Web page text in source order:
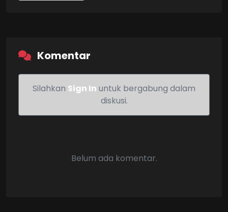
Komentar
Silahkan Sign In untuk bergabung dalam
diskusi.
Belum ada komentar.